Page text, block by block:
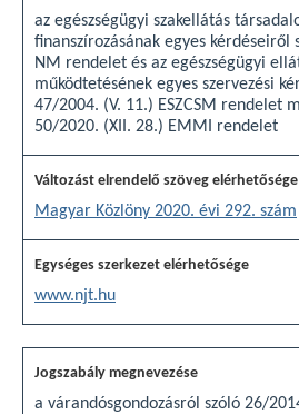
az egészségügyi szakellátás
finanszírozásának egyes kérdéseiről
NM rendelet és az egészségügyi
működtetésének egyes szervezési
47/2004. (V. 11.) ESZCSM rendelet
50/2020. (XII. 28.) EMMI rendelet
Magyar Közlöny 2020. évi 292. szám
www.njt.hu
a várandósgondozásról szóló 26/